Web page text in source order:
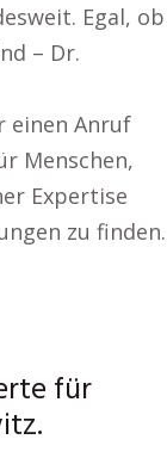
Egal, ob
– Dr.
einen Anruf
Menschen,
Expertise
zu finden.
für